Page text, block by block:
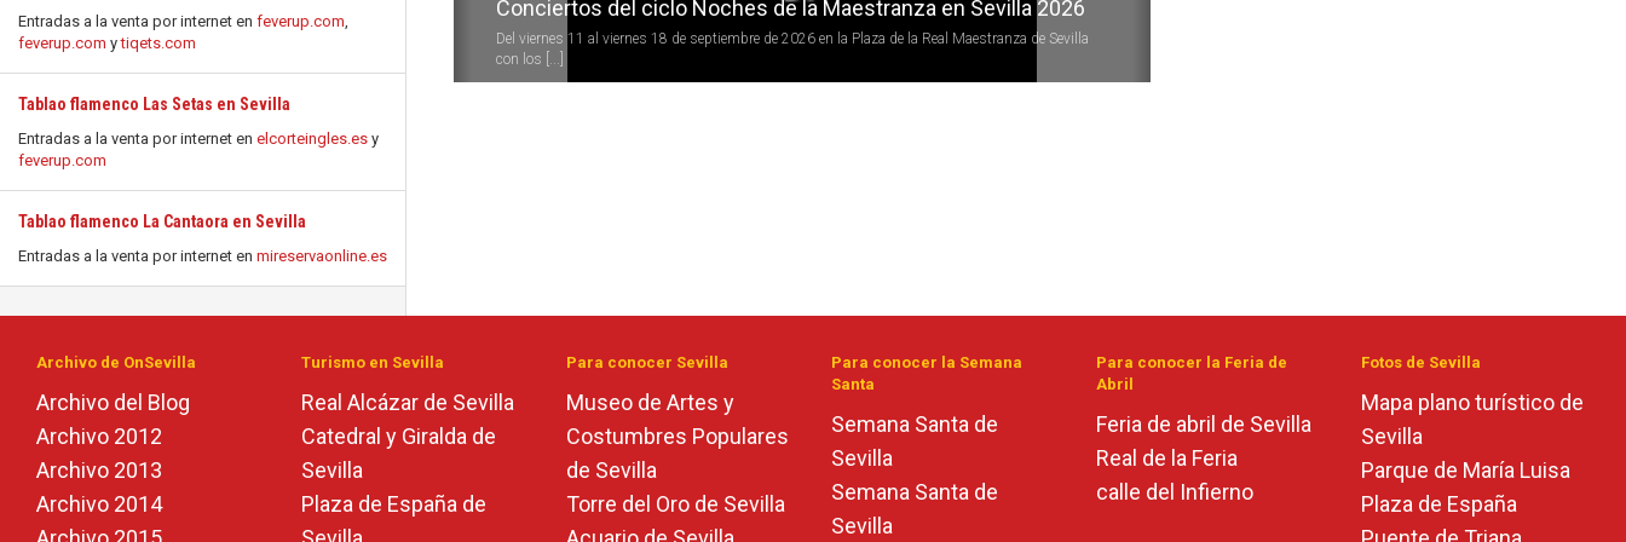
Entradas a la venta por internet en feverup.com,
feverup.com ytiqets.com
Tablao flamenco Las Setas en Sevilla
Entradas a la venta por internet en elcorteingles.es y
feverup.com
Tablao flamenco La Cantaora en Sevilla
Entradas a la venta por internet en mireservaonline.es
Conciertos del ciclo Noches de la Maestranza en Sevilla 2026
Del viernes 11 al viernes 18 de septiembre de 2026 en la Plaza de la Real Maestranza de Sevilla
con los [...]
Archivo de OnSevilla
Archivo del Blog
Archivo 2012
Archivo 2013
Archivo 2014
Turismo en Sevilla
Real Alcázar de Sevilla
Catedral y Giralda de
Sevilla
Plaza de España de
Para conocer Sevilla
Museo de Artes y
Costumbres Populares
de Sevilla
Torre del Oro de Sevilla
Para conocer la Semana
Santa
Semana Santa de
Sevilla
Semana Santa de
Sevilla
Para conocer la Feria de
Abril
Feria de abril de Sevilla
Real de la Feria
calle del Infierno
Fotos de Sevilla
Mapa plano turístico de
Sevilla
Parque de María Luisa
Plaza de España